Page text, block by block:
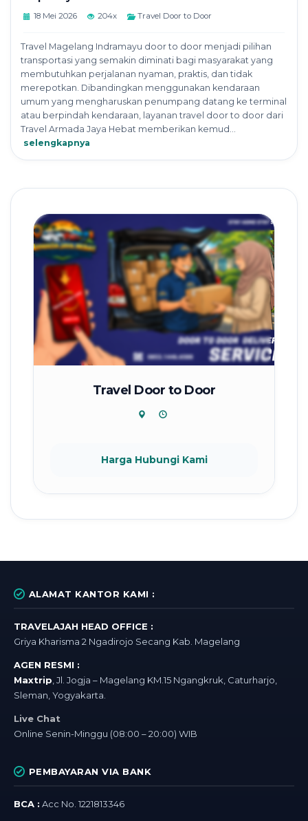
18 Mei 2026 204x Travel Door to Door
Travel Magelang Indramayu door to door menjadi pilihan
transportasi yang semakin diminati bagi masyarakat yang
membutuhkan perjalanan nyaman, praktis, dan tidak
merepotkan. Dibandingkan menggunakan kendaraan
umum yang mengharuskan penumpang datang ke terminal
atau berpindah kendaraan, layanan travel door to door dari
Travel Armada Jaya Hebat memberikan kemud...
selengkapnya
Travel Door to Door
Harga Hubungi Kami
ALAMAT KANTOR KAMI :
TRAVELAJAH HEAD OFFICE :
Griya Kharisma 2 Ngadirojo Secang Kab. Magelang
AGEN RESMI :
Maxtrip, Jl. Jogja – Magelang KM.15 Ngangkruk, Caturharjo,
Sleman, Yogyakarta.
Live Chat
Online Senin-Minggu (08:00 – 20:00) WIB
PEMBAYARAN VIA BANK
BCA : Acc No. 1221813346